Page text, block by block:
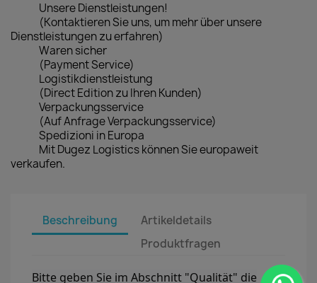
Unsere Dienstleistungen!
(Kontaktieren Sie uns, um mehr über unsere
Dienstleistungen zu erfahren)
Waren sicher
(Payment Service)
Logistikdienstleistung
(Direct Edition zu Ihren Kunden)
Verpackungsservice
(Auf Anfrage Verpackungsservice)
Spedizioni in Europa
Mit Dugez Logistics können Sie europaweit
verkaufen.
Beschreibung
Artikeldetails
Produktfragen
Bitte geben Sie im Abschnitt "Qualität" die